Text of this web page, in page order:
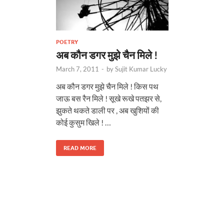
POETRY
अब कौन डगर मुझे चैन मिले !
March 7, 2011 - bySujit Kumar Lucky
अब कौन डगर मुझे चैन मिले ! किस पथ
जाऊ बस रैन मिले ! सूखे रूखे पतझर से,
झुकते थकते डाली पर , अब खुशियों की
कोई कुसुम खिले ! …
READ MORE